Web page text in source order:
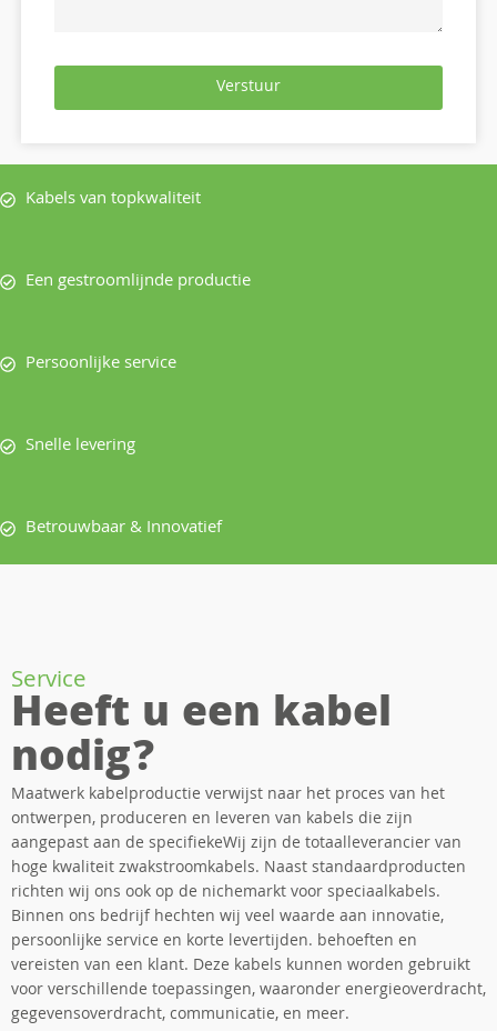
Verstuur
Kabels van topkwaliteit
Een gestroomlijnde productie
Persoonlijke service
Snelle levering
Betrouwbaar & Innovatief
Service
Heeft u een kabel
nodig?
Maatwerk kabelproductie verwijst naar het proces van het
ontwerpen, produceren en leveren van kabels die zijn
aangepast aan de specifiekeWij zijn de totaalleverancier van
hoge kwaliteit zwakstroomkabels. Naast standaardproducten
richten wij ons ook op de nichemarkt voor speciaalkabels.
Binnen ons bedrijf hechten wij veel waarde aan innovatie,
persoonlijke service en korte levertijden. behoeften en
vereisten van een klant. Deze kabels kunnen worden gebruikt
voor verschillende toepassingen, waaronder energieoverdracht,
gegevensoverdracht, communicatie, en meer.